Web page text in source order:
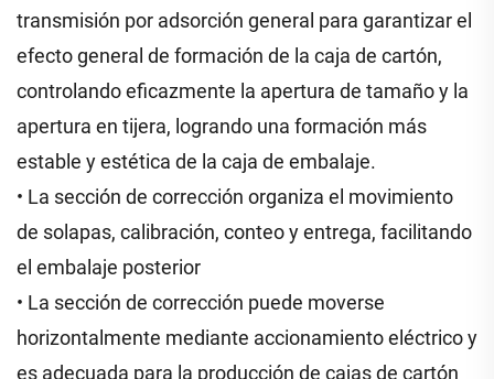
transmisión por adsorción general para garantizar el
efecto general de formación de la caja de cartón,
controlando eficazmente la apertura de tamaño y la
apertura en tijera, logrando una formación más
estable y estética de la caja de embalaje.
• La sección de corrección organiza el movimiento
de solapas, calibración, conteo y entrega, facilitando
el embalaje posterior
• La sección de corrección puede moverse
horizontalmente mediante accionamiento eléctrico y
es adecuada para la producción de cajas de cartón